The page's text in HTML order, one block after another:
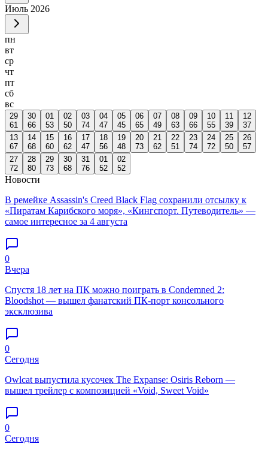
Июль 2026
пн
вт
ср
чт
пт
сб
вс
29
61
30
66
01
53
02
50
03
74
04
47
05
45
06
65
07
49
08
63
09
66
10
55
11
39
12
37
13
67
14
68
15
60
16
62
17
47
18
56
19
48
20
73
21
62
22
51
23
74
24
72
25
50
26
57
27
72
28
80
29
73
30
68
31
76
01
52
02
52
Новости
В ремейке Assassin's Creed Black Flag сохранили отсылку к
«Пиратам Карибского моря», «Кингспорт. Путеводитель» —
самое интересное за 4 августа
0
Вчера
Спустя 18 лет на ПК можно поиграть в Condemned 2:
Bloodshot — вышел фанатский ПК-порт консольного
эксклюзива
0
Сегодня
Owlcat выпустила кусочек The Expanse: Osiris Reborn —
вышел трейлер с композицией «Void, Sweet Void»
0
Сегодня